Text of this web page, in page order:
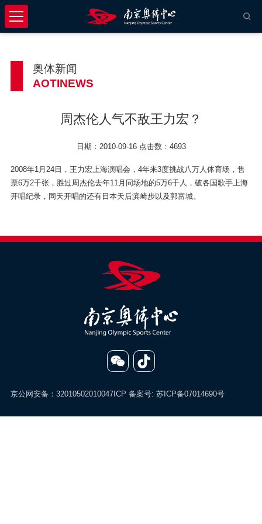
奥体新闻
AOTINEWS
周杰伦人气不敌王力宏？
日期：2010-09-16 点击数：4693
2008年1月24日，王力宏上海演唱会，4年来3度挑战八万人体育场，售
票6万2千张，胜过周杰伦去年11月同场地的5万6千人，破各国歌手上海
开唱纪录，同天开唱的还有日本天后滨崎步以及郭富城。
京公网安备：32010502010047ICP 备案号: 苏ICP备07014690号